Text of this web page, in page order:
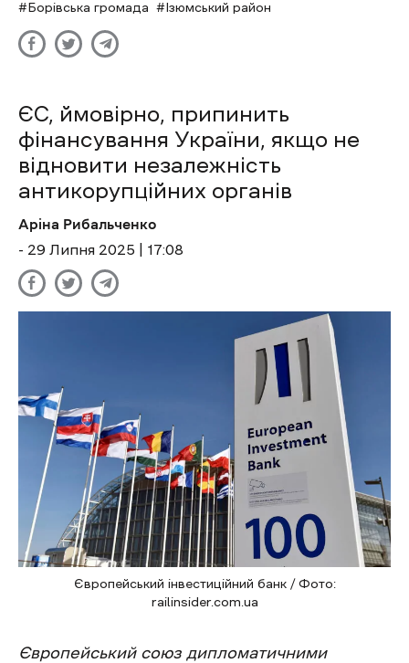
Борівська громада Ізюмський район
ЄС, ймовірно, припинить
фінансування України, якщо не
відновити незалежність
антикорупційних органів
Аріна Рибальченко
- 29 Липня 2025 | 17:08
Європейський інвестиційний банк / Фото:
railinsider.com.ua
Європейський союз дипломатичними